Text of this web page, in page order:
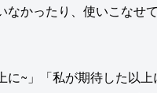
なかったり、使いこなせ
に~」「私が期待した以上